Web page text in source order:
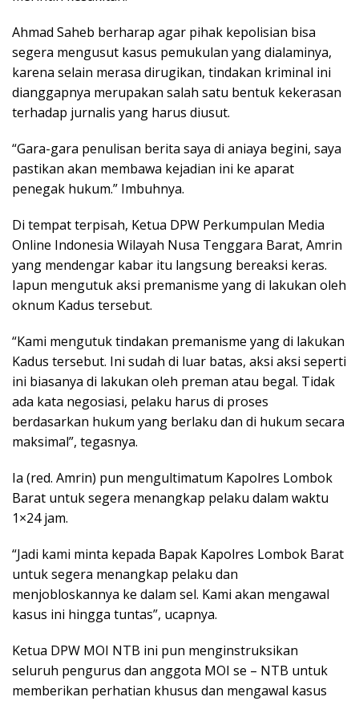
Ahmad Saheb berharap agar pihak kepolisian bisa
segera mengusut kasus pemukulan yang dialaminya,
karena selain merasa dirugikan, tindakan kriminal ini
dianggapnya merupakan salah satu bentuk kekerasan
terhadap jurnalis yang harus diusut.
“Gara-gara penulisan berita saya di aniaya begini, saya
pastikan akan membawa kejadian ini ke aparat
penegak hukum.” Imbuhnya.
Di tempat terpisah, Ketua DPW Perkumpulan Media
Online Indonesia Wilayah Nusa Tenggara Barat, Amrin
yang mendengar kabar itu langsung bereaksi keras.
Iapun mengutuk aksi premanisme yang di lakukan oleh
oknum Kadus tersebut.
“Kami mengutuk tindakan premanisme yang di lakukan
Kadus tersebut. Ini sudah di luar batas, aksi aksi seperti
ini biasanya di lakukan oleh preman atau begal. Tidak
ada kata negosiasi, pelaku harus di proses
berdasarkan hukum yang berlaku dan di hukum secara
maksimal”, tegasnya.
Ia (red. Amrin) pun mengultimatum Kapolres Lombok
Barat untuk segera menangkap pelaku dalam waktu
1×24 jam.
“Jadi kami minta kepada Bapak Kapolres Lombok Barat
untuk segera menangkap pelaku dan
menjobloskannya ke dalam sel. Kami akan mengawal
kasus ini hingga tuntas”, ucapnya.
Ketua DPW MOI NTB ini pun menginstruksikan
seluruh pengurus dan anggota MOI se – NTB untuk
memberikan perhatian khusus dan mengawal kasus